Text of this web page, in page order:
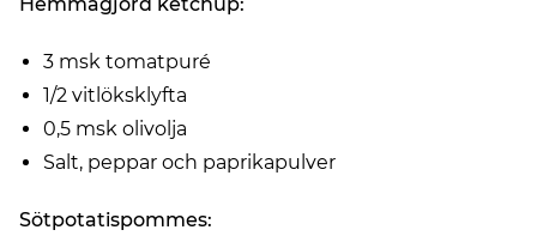
3 msk tomatpuré
1/2 vitlöksklyfta
0,5 msk olivolja
Salt, peppar och paprikapulver
Sötpotatispommes: